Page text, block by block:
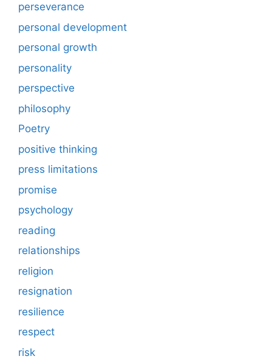
perseverance
personal development
personal growth
personality
perspective
philosophy
Poetry
positive thinking
press limitations
promise
psychology
reading
relationships
religion
resignation
resilience
respect
risk